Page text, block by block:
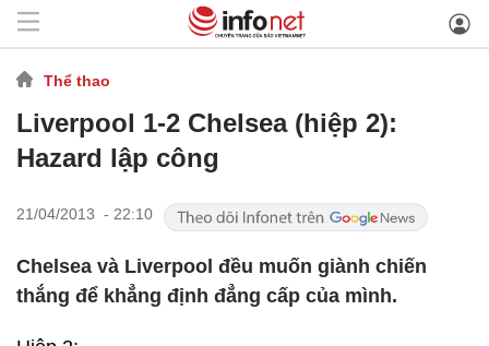
Thể thao
Liverpool 1-2 Chelsea (hiệp 2):
Hazard lập công
21/04/2013 - 22:10
Chelsea và Liverpool đều muốn giành chiến
thắng để khẳng định đẳng cấp của mình.